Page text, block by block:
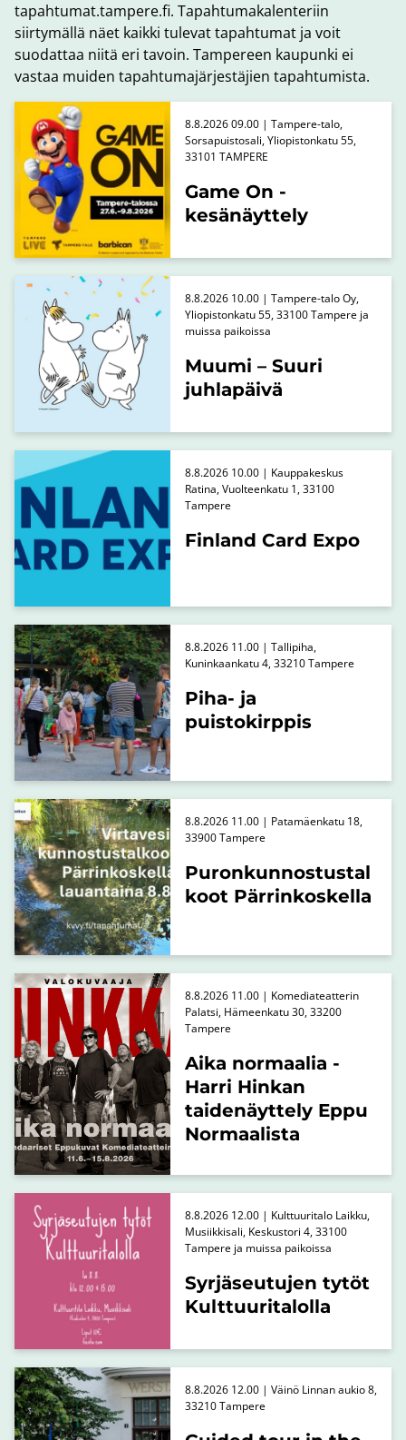
tapahtumat.tampere.fi. Tapahtumakalenteriin
siirtymällä näet kaikki tulevat tapahtumat ja voit
suodattaa niitä eri tavoin. Tampereen kaupunki ei
vastaa muiden tapahtumajärjestäjien tapahtumista.
Game On -
kesänäyttely
8.8.2026 09.00 | Tampere-talo,
Sorsapuistosali, Yliopistonkatu 55,
33101 TAMPERE
Muumi – Suuri
juhlapäivä
8.8.2026 10.00 | Tampere-talo Oy,
Yliopistonkatu 55, 33100 Tampere ja
muissa paikoissa
Finland Card Expo
8.8.2026 10.00 | Kauppakeskus
Ratina, Vuolteenkatu 1, 33100
Tampere
Piha- ja
puistokirppis
8.8.2026 11.00 | Tallipiha,
Kuninkaankatu 4, 33210 Tampere
Puronkunnostustal
koot Pärrinkoskella
8.8.2026 11.00 | Patamäenkatu 18,
33900 Tampere
Aika normaalia -
Harri Hinkan
taidenäyttely Eppu
Normaalista
8.8.2026 11.00 | Komediateatterin
Palatsi, Hämeenkatu 30, 33200
Tampere
Syrjäseutujen tytöt
Kulttuuritalolla
8.8.2026 12.00 | Kulttuuritalo Laikku,
Musiikkisali, Keskustori 4, 33100
Tampere ja muissa paikoissa
8.8.2026 12.00 | Väinö Linnan aukio 8,
33210 Tampere